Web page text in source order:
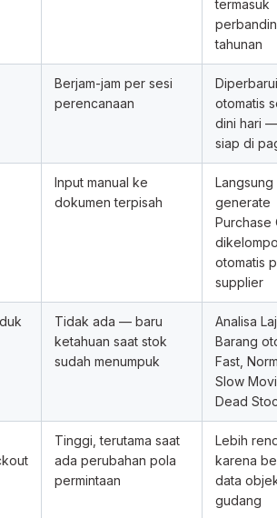
termasuk
tahunan
Berjam-jam per sesi
perencanaan
Diperbarui
otomatis
dini hari
siap di
Input manual ke
dokumen terpisah
Langsung
generate
Purchase
otomatis
supplier
Tidak ada — baru
ketahuan saat stok
sudah menumpuk
Analisa
Barang
Fast,
Slow
Dead
Tinggi, terutama saat
ada perubahan pola
permintaan
Lebih
karena
data
gudang